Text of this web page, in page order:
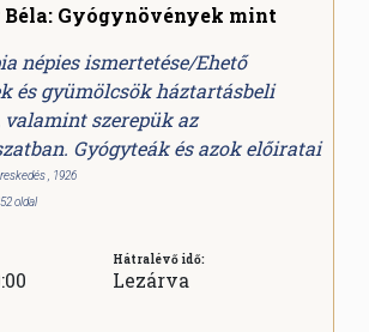
Gyógynövények mint
népies ismertetése/Ehető
és gyümölcsök háztartásbeli
valamint szerepük az
Gyógyteák és azok előiratai
, 1926
oldal
Hátralévő idő:
Lezárva